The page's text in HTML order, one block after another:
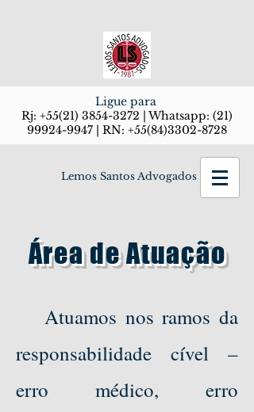
Ligue para
Rj: +55(21) 3854-3272 | Whatsapp: (21)
99924-9947 | RN: +55(84)3302-8728
Lemos Santos Advogados
Área de Atuação
Atuamos nos ramos da
responsabilidade cível –
erro médico, erro